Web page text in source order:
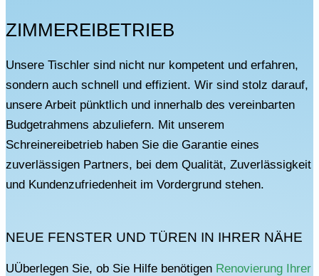
ZIMMEREIBETRIEB
Unsere Tischler sind nicht nur kompetent und erfahren,
sondern auch schnell und effizient. Wir sind stolz darauf,
unsere Arbeit pünktlich und innerhalb des vereinbarten
Budgetrahmens abzuliefern. Mit unserem
Schreinereibetrieb haben Sie die Garantie eines
zuverlässigen Partners, bei dem Qualität, Zuverlässigkeit
und Kundenzufriedenheit im Vordergrund stehen.
NEUE FENSTER UND TÜREN IN IHRER NÄHE
UÜberlegen Sie, ob Sie Hilfe benötigen Renovierung Ihrer